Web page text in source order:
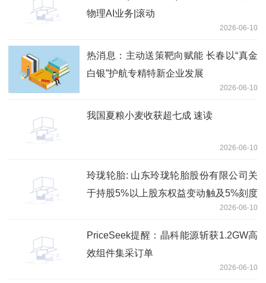
物理AI业务|滚动
2026-06-10
热消息：主动送策靶向赋能 长春以“真金
白银”护航专精特新企业发展
2026-06-10
我国夏粮小麦收获超七成 速读
2026-06-10
玲珑轮胎: 山东玲珑轮胎股份有限公司关
于持股5%以上股东权益变动触及5%刻度
2026-06-10
PriceSeek提醒：晶科能源斩获1.2GW高
效组件集采订单
2026-06-10